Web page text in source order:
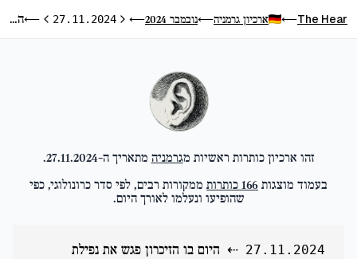
The Hear
⟵ ארכיון גרמניה⟵נובמבר 2024 ⟵היום הקודם
27.11.2024 היום הבא
⟵ היום בו הזיכרון פגש את נפילת התעשייה
זהו ארכיון כותרות ראשיות מגרמניה מתאריך ה-27.11.2024
.
בעמוד מוצגות 166 כותרות ממקורות רבים, לפי סדר כרונולוגי, כפי
שהופיעו ונעלמו לאורך היום.
27.11.2024
⇠ היום בו הזיכרון פגש את נפילת